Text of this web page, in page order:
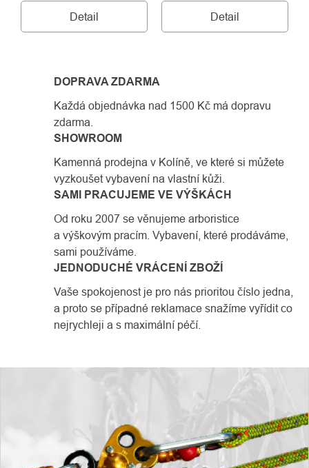
Detail Detail
DOPRAVA ZDARMA
Každá objednávka nad 1500 Kč má dopravu
zdarma.
SHOWROOM
Kamenná prodejna v Kolíně, ve které si můžete
vyzkoušet vybavení na vlastní kůži.
SAMI PRACUJEME VE VÝŠKÁCH
Od roku 2007 se věnujeme arboristice
a výškovým pracím. Vybavení, které prodáváme,
sami používáme.
JEDNODUCHÉ VRÁCENÍ ZBOŽÍ
Vaše spokojenost je pro nás prioritou číslo jedna,
a proto se případné reklamace snažíme vyřídit co
nejrychleji a s maximální péčí.